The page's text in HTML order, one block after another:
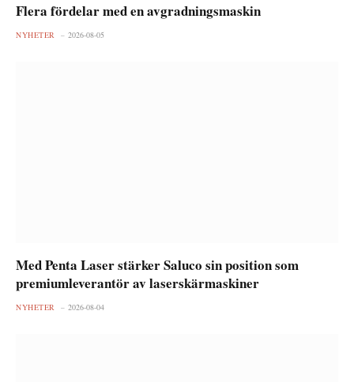
Flera fördelar med en avgradningsmaskin
NYHETER 2026-08-05
Med Penta Laser stärker Saluco sin position som
premiumleverantör av laserskärmaskiner
NYHETER 2026-08-04